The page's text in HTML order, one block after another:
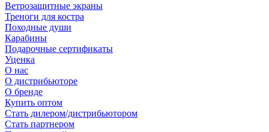
Ветрозащитные экраны
Треноги для костра
Походные души
Карабины
Подарочные сертификаты
Уценка
О нас
О дистрибьюторе
О бренде
Купить оптом
Стать дилером/дистрибьютором
Стать партнером